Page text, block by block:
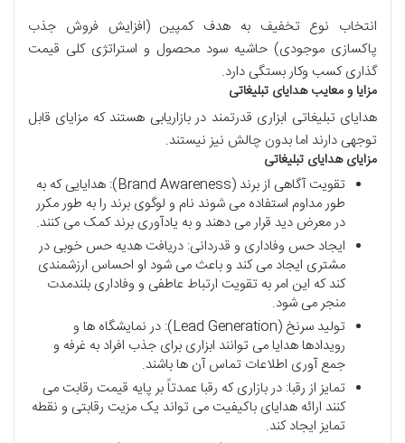
انتخاب نوع تخفیف به هدف کمپین (افزایش فروش جذب
پاکسازی موجودی) حاشیه سود محصول و استراتژی کلی قیمت
گذاری کسب وکار بستگی دارد.
مزایا ومعایب هدایای تبلیغاتی
هدایای تبلیغاتی ابزاری قدرتمند در بازاریابی هستند که مزایای قابل
توجهی دارند اما بدون چالش نیز نیستند.
مزایای هدایای تبلیغاتی
تقویت آگاهی از برند (Brand Awareness): هدایایی که به
طور مداوم استفاده می شوند نام و لوگوی برند را به طور مکرر
در معرض دید قرار می دهند و به یادآوری برند کمک می کنند.
ایجاد حس وفاداری و قدردانی: دریافت هدیه حس خوبی در
مشتری ایجاد می کند و باعث می شود او احساس ارزشمندی
کند که این امر به تقویت ارتباط عاطفی و وفاداری بلندمدت
منجر می شود.
تولید سرنخ (Lead Generation): در نمایشگاه ها و
رویدادها هدایا می توانند ابزاری برای جذب افراد به غرفه و
جمع آوری اطلاعات تماس آن ها باشند.
تمایز از رقبا: در بازاری که رقبا عمدتاً بر پایه قیمت رقابت می
کنند ارائه هدایای باکیفیت می تواند یک مزیت رقابتی و نقطه
تمایز ایجاد کند.